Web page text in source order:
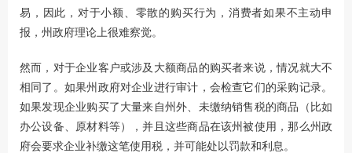
易，因此，对于小额、零散的购买行为，消费者如果不主动申
报，州政府理论上很难察觉。
然而，对于企业客户或涉及大额商品的购买者来说，情况就大不
相同了。如果州政府对企业进行审计，会检查它们的采购记录。
如果发现企业购买了大量来自州外、未缴纳销售税的商品（比如
办公设备、原材料等），并且这些商品在该州被使用，那么州政
府会要求企业补缴这笔使用税，并可能处以罚款和利息。